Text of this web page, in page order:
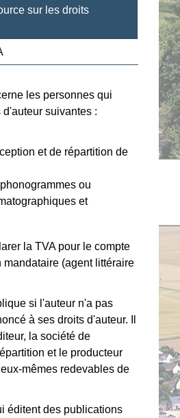
sur les droits
les personnes qui
suivantes :
et de répartition de
ou
et
la TVA pour le compte
mandataire (agent littéraire
si l'auteur n'a pas
à ses droits d'auteur. Il
la société de
et le producteur
mêmes redevables de
éditent des publications